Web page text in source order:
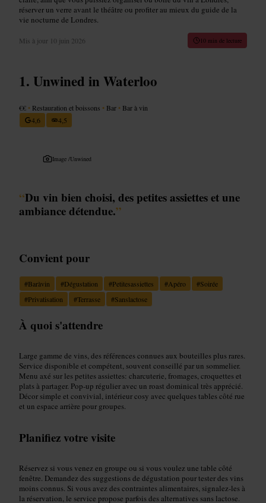
réserver un verre avant le théâtre ou profiter au mieux du guide de la
vie nocturne de Londres.
Mis à jour 10 juin 2026 10 min de lecture
Unwined in Waterloo
€€ • Restauration et boissons • Bar • Bar à vin
4,6
4,5
Image /Unwined
“Du vin bien choisi, des petites assiettes et une
ambiance détendue.”
Convient pour
#Baràvin #Dégustation #Petitesassiettes #Apéro #Soirée
#Privatisation #Terrasse #Sanslactose
À quoi s'attendre
Large gamme de vins, des références connues aux bouteilles plus rares.
Service disponible et compétent, souvent conseillé par un sommelier.
Menu axé sur les petites assiettes: charcuterie, fromages, croquettes et
plats à partager. Pop-up régulier avec un roast dominical très apprécié.
Décor simple et convivial, intérieur cosy avec quelques tables côté rue
et un espace arrière pour groupes.
Planifiez votre visite
Réservez si vous venez en groupe ou si vous voulez une table côté
fenêtre. Demandez des suggestions de dégustation pour tester des vins
moins connus. Si vous avez des contraintes alimentaires, signalez-les à
la réservation, le service propose parfois des alternatives sans lactose.